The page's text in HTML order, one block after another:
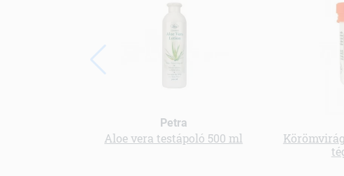
Petra
Aloe vera testápoló 500 ml